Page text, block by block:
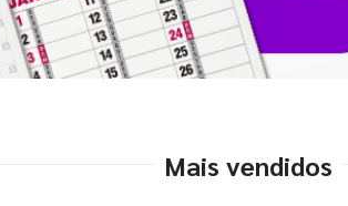
Mais vendidos